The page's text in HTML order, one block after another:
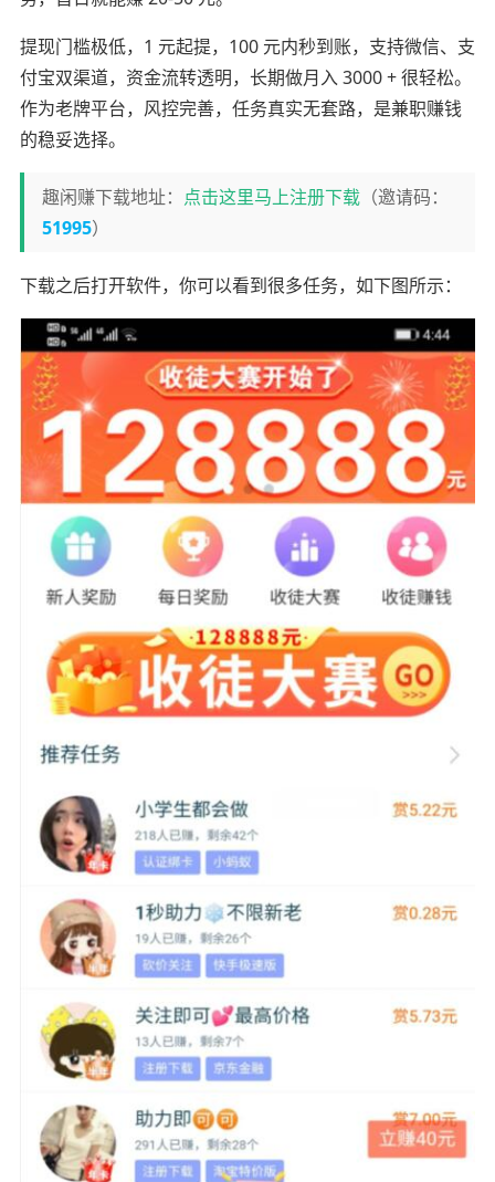
提现门槛极低，1 元起提，100 元内秒到账，支持微信、支
付宝双渠道，资金流转透明，长期做月入 3000 + 很轻松。
作为老牌平台，风控完善，任务真实无套路，是兼职赚钱
的稳妥选择。
趣闲赚下载地址： 点击这里马上注册下载（邀请码：
51995）
下载之后打开软件，你可以看到很多任务，如下图所示：